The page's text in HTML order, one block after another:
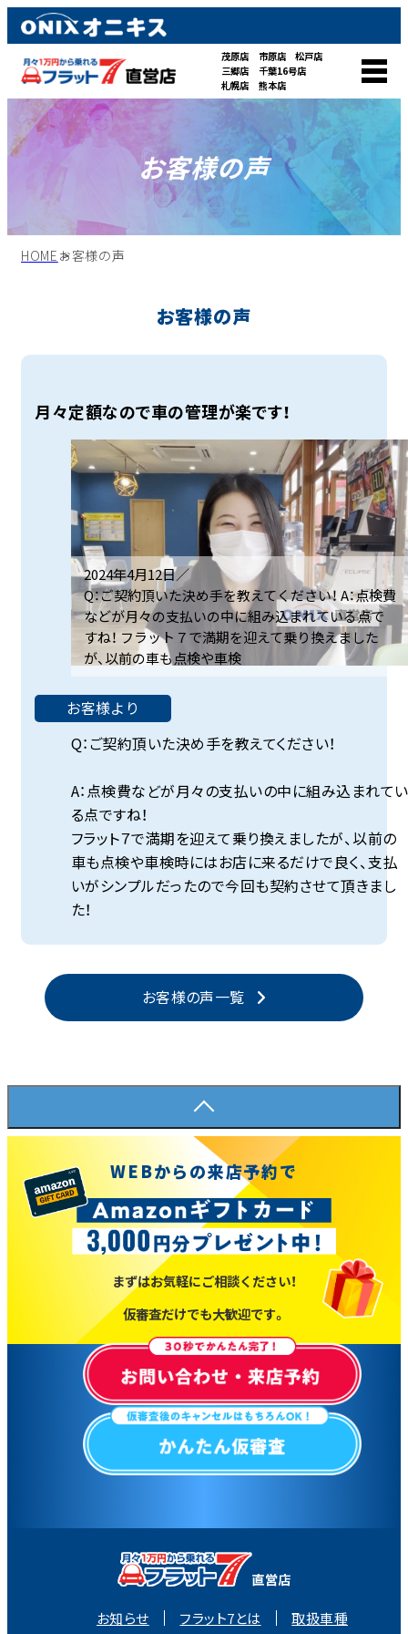
茂原店 市原店
松戸店
三郷店
千葉16号店
札幌店
熊本店
お客様の声
HOME お客様の声
お客様の声
月々定額なので車の管理が楽です！
2024年4月12日／
Q：ご契約頂いた決め手を教えてください！ A：点検費
などが月々の支払いの中に組み込まれている点で
すね！ フラット７で満期を迎えて乗り換えました
が、以前の車も点検や車検
お客様より
Q：ご契約頂いた決め手を教えてください！
A：点検費などが月々の支払いの中に組み込まれてい
る点ですね！
フラット７で満期を迎えて乗り換えましたが、以前の
車も点検や車検時にはお店に来るだけで良く、支払
いがシンプルだったので今回も契約させて頂きまし
た！
お客様の声一覧
WEBからの来店予約で
まずはお気軽にご相談ください！
仮審査だけでも大歓迎です。
お知らせ フラット7とは 取扱車種